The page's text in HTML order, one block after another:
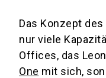
Das Konzept
nur viele
Offices, das
One mit sich,